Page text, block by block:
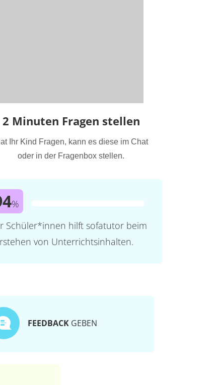
2 Minuten Fragen stellen
Ihr Kind Fragen, kann es diese im Chat
oder in der Fragenbox stellen.
%
Schüler*innen hilft sofatutor beim
von Unterrichtsinhalten.
FEEDBACK GEBEN